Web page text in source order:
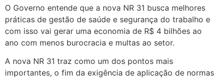
O Governo entende que a nova NR 31 busca melhores
práticas de gestão de saúde e segurança do trabalho e
com isso vai gerar uma economia de R$ 4 bilhões ao
ano com menos burocracia e multas ao setor.
A nova NR 31 traz como um dos pontos mais
importantes, o fim da exigência de aplicação de normas